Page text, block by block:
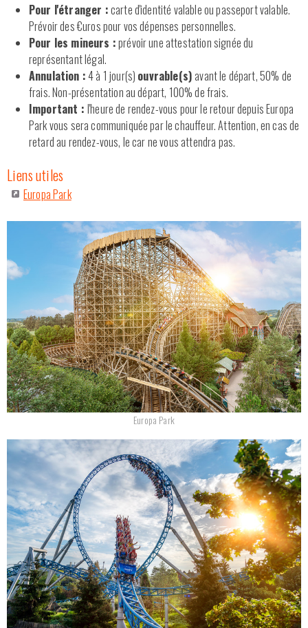
Pour l'étranger :carte d'identité valable ou passeport valable.
Prévoir des €uros pour vos dépenses personnelles.
Pour les mineurs :prévoir une attestation signée du
représentant légal.
Annulation :4 à 1 jour(s) ouvrable(s) avant le départ, 50% de
frais. Non-présentation au départ, 100% de frais.
Important : l'heure de rendez-vous pour le retour depuis Europa
Park vous sera communiquée par le chauffeur. Attention, en cas de
retard au rendez-vous, le car ne vous attendra pas.
Liens utiles
Europa Park
Europa Park